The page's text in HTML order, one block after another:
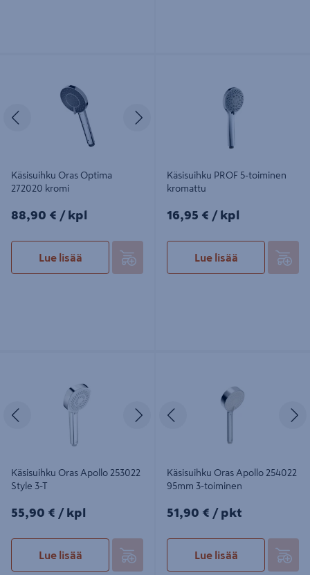
Edellinen
Käsisuihku Oras Optima
272020 kromi
88,90€/kpl
88,90 € / kpl
Lue lisää
Käsisuihku PROF 5-toiminen
kromattu
16,95€/kpl
16,95 € / kpl
Lue lisää
Edellinen Seuraava
Käsisuihku Oras Apollo 253022
Style 3-T
55,90€/kpl
55,90 € / kpl
Lue lisää
Edellinen
Käsisuihku Oras Apollo 254022
95mm 3-toiminen
51,90€/pkt
51,90 € / pkt
Lue lisää